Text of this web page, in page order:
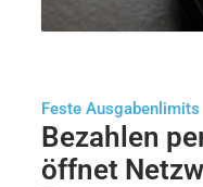
Feste Ausgabenlimits
Bezahlen
öffnet